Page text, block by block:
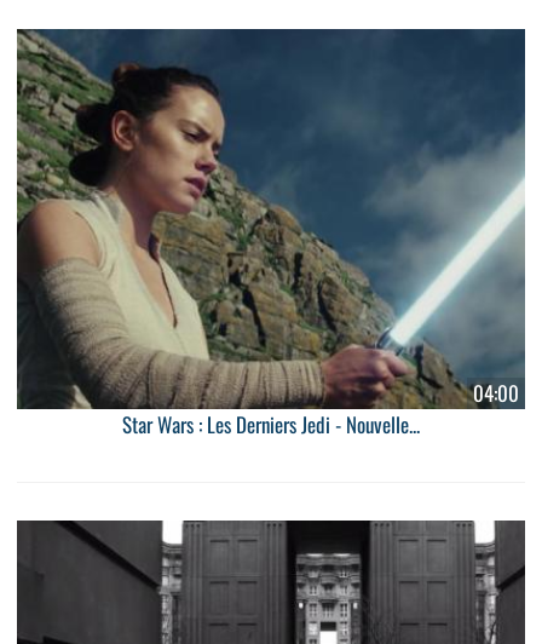
04:00
Star Wars : Les Derniers Jedi - Nouvelle...